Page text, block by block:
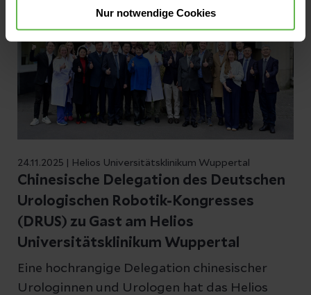
Nur notwendige Cookies
24.11.2025 | Helios Universitätsklinikum Wuppertal
Chinesische Delegation des Deutschen
Urologischen Robotik-Kongresses
(DRUS) zu Gast am Helios
Universitätsklinikum Wuppertal
Eine hochrangige Delegation chinesischer
Urologinnen und Urologen hat das Helios